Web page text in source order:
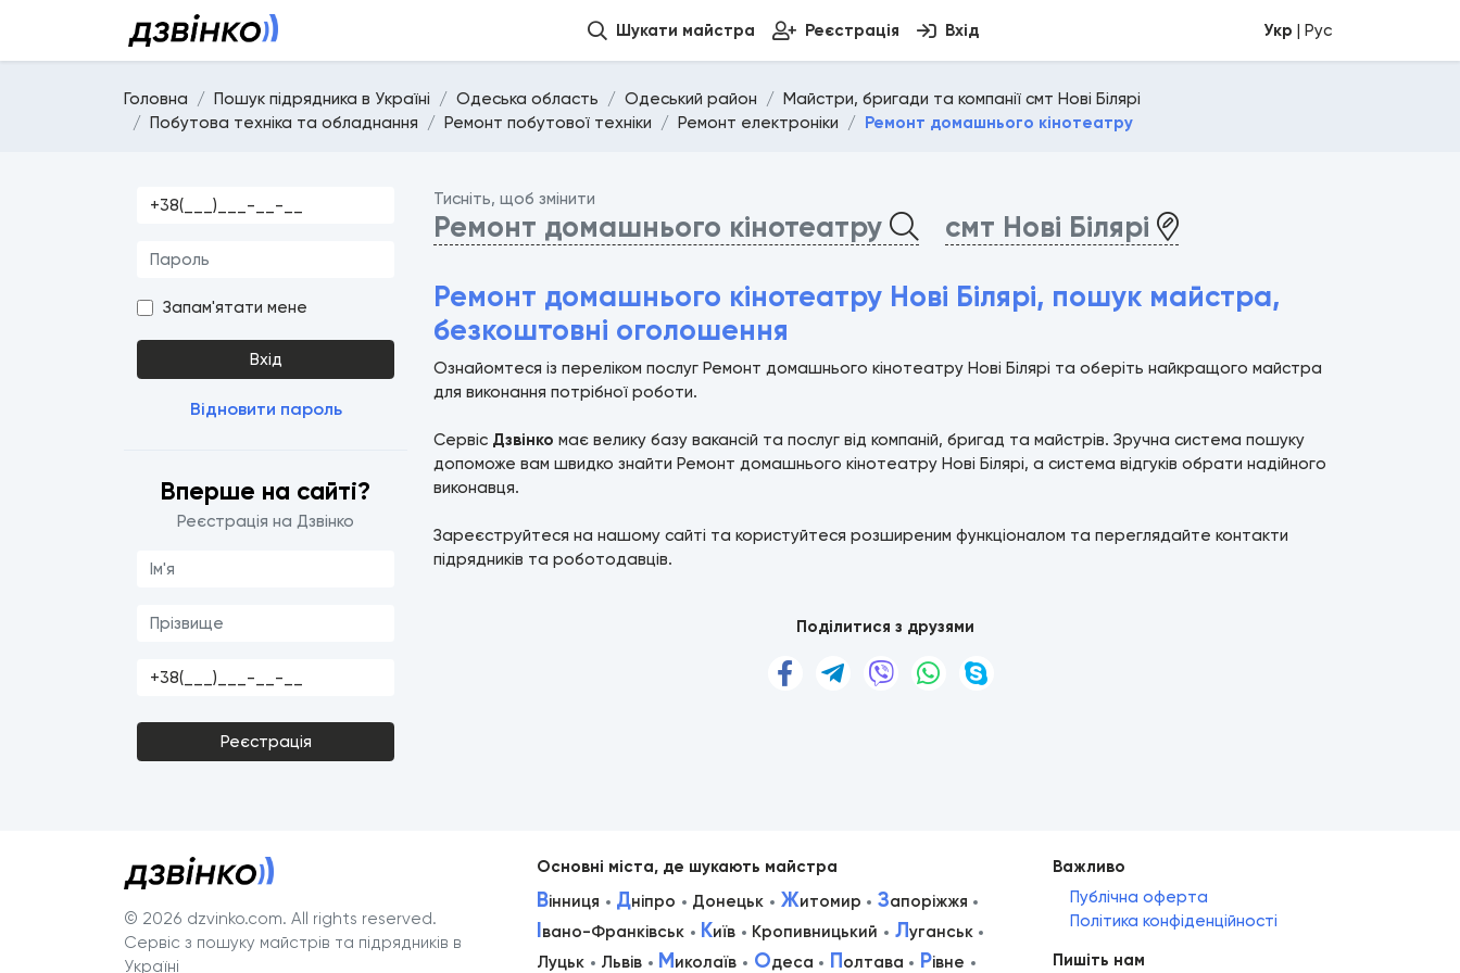
Шукати майстра Реєстрація Вхід Укр | Рус
Головна Пошук підрядника в Україні Одеська область Одеський район
Майстри, бригади та компанії смт Нові Білярі
Побутова техніка та обладнання
Ремонт побутової техніки Ремонт електроніки Ремонт домашнього кінотеатру
Запам'ятати мене
Вхід
Відновити пароль
Вперше на сайті?
Реєстрація на Дзвінко
Реєстрація
Тисніть, щоб змінити
Ремонт домашнього кінотеатру смт Нові Білярі
Ремонт домашнього кінотеатру Нові Білярі, пошук майстра,
безкоштовні оголошення
Ознайомтеся із переліком послуг Ремонт домашнього кінотеатру Нові Білярі та оберіть найкращого майстра
для виконання потрібної роботи.
Сервіс Дзвінко має велику базу вакансій та послуг від компаній, бригад та майстрів. Зручна система пошуку
допоможе вам швидко знайти Ремонт домашнього кінотеатру Нові Білярі, а система відгуків обрати надійного
виконавця.
Зареєструйтеся на нашому сайті та користуйтеся розширеним функціоналом та переглядайте контакти
підрядників та роботодавців.
Поділитися з друзями
© 2026 dzvinko.com. All rights reserved.
Сервіс з пошуку майстрів та підрядників в
Україні
Основні міста, де шукають майстра
Вінниця Дніпро Донецьк Житомир Запоріжжя
Івано-Франківськ Київ Кропивницький Луганськ
Луцьк
Львів Миколаїв Одеса Полтава Рівне
Важливо
Публічна оферта
Політика конфіденційності
Пишіть нам